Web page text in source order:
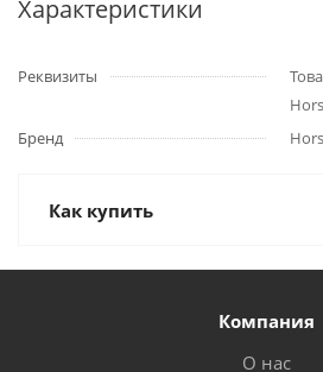
Характеристики
Реквизиты
Бренд
Как купить
Компания
О нас